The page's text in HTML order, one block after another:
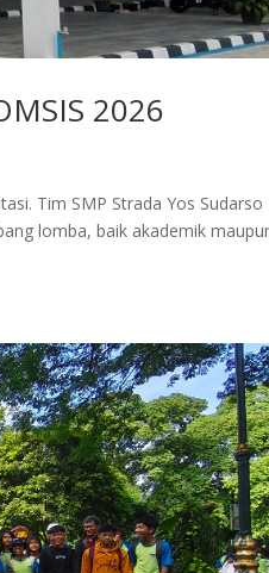
2026
Tim SMP Strada Yos Sudarso
lomba, baik akademik